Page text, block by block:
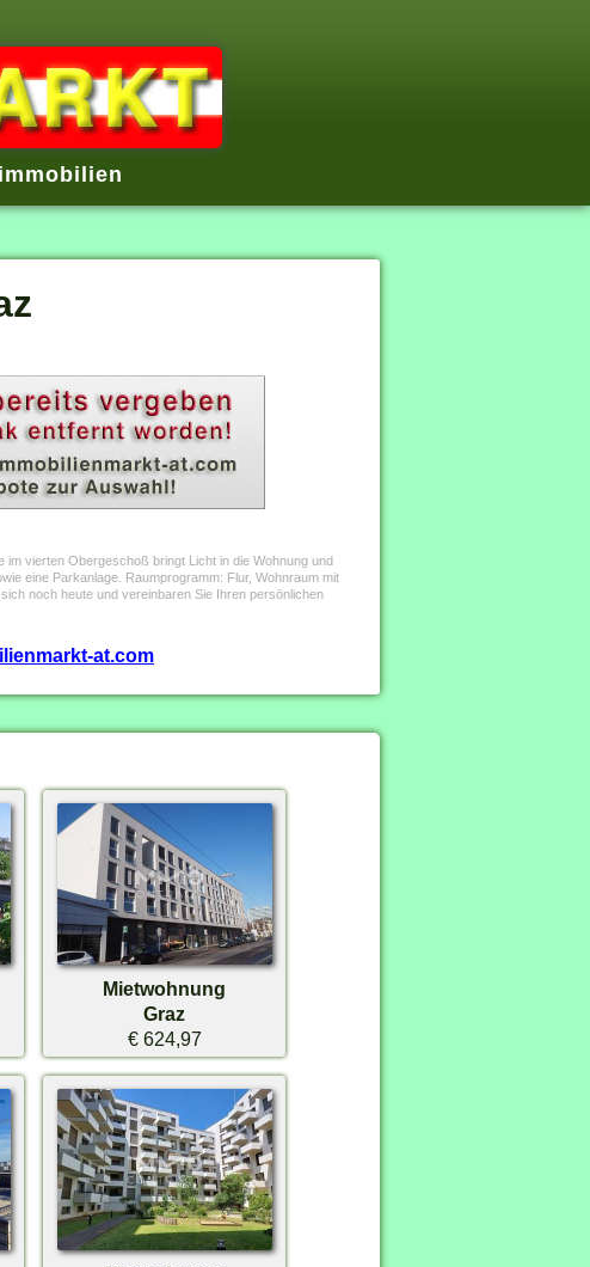
vierten Obergeschoß bringt Licht in die Wohnung und
eine Parkanlage. Raumprogramm: Flur, Wohnraum mit
noch heute und vereinbaren Sie Ihren persönlichen
at.com
Mietwohnung
Graz
€ 624,97